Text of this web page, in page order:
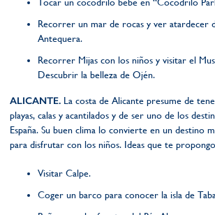
Recorrer un mar de rocas y ver atardecer
Antequera.
Recorrer Mijas con los niños y visitar el
Descubrir la belleza de Ojén.
ALICANTE. La costa de Alicante presume de
playas, calas y acantilados y de ser uno de los
España. Su buen clima lo convierte en un destino
para disfrutar con los niños. Ideas que te
Visitar Calpe.
Coger un barco para conocer la isla de